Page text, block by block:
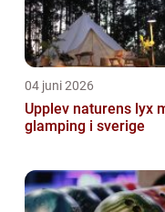
04 juni 2026
Upplev naturens lyx
glamping i sverige